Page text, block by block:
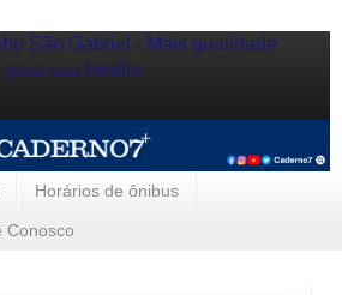
Horários de ônibus
Conosco